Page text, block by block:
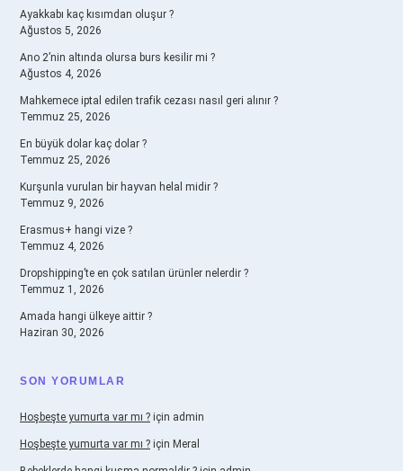
Ayakkabı kaç kısımdan oluşur ?
Ağustos 5, 2026
Ano 2’nin altında olursa burs kesilir mi ?
Ağustos 4, 2026
Mahkemece iptal edilen trafik cezası nasıl geri alınır ?
Temmuz 25, 2026
En büyük dolar kaç dolar ?
Temmuz 25, 2026
Kurşunla vurulan bir hayvan helal midir ?
Temmuz 9, 2026
Erasmus+ hangi vize ?
Temmuz 4, 2026
Dropshipping’te en çok satılan ürünler nelerdir ?
Temmuz 1, 2026
Amada hangi ülkeye aittir ?
Haziran 30, 2026
SON YORUMLAR
Hoşbeşte yumurta var mı ? için admin
Hoşbeşte yumurta var mı ? için Meral